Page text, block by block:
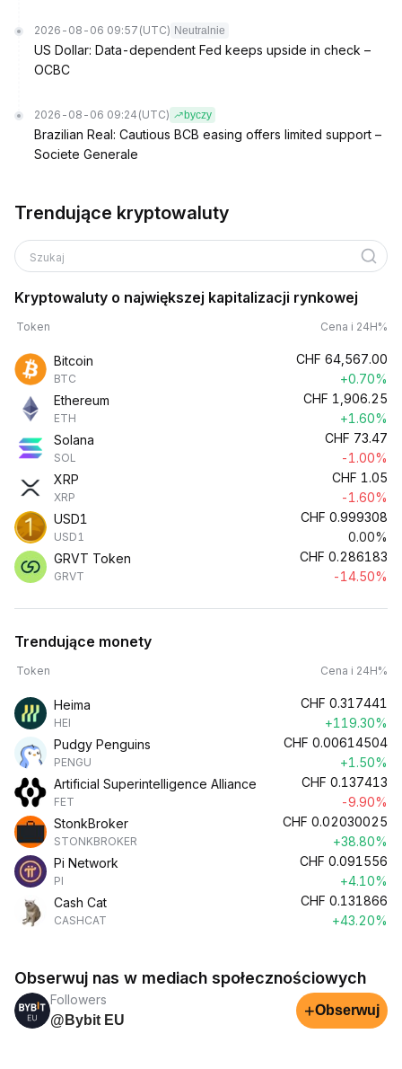
2026-08-06 09:57 (UTC) Neutralnie
US Dollar: Data-dependent Fed keeps upside in check –
OCBC
2026-08-06 09:24 (UTC) byczy
Brazilian Real: Cautious BCB easing offers limited support –
Societe Generale
Trendujące kryptowaluty
Szukaj
Kryptowaluty o największej kapitalizacji rynkowej
Token Cena i 24H%
Bitcoin
BTC
CHF 64,567.00
+0.70%
Ethereum
ETH
CHF 1,906.25
+1.60%
Solana
SOL
CHF 73.47
-1.00%
XRP
XRP
CHF 1.05
-1.60%
USD1
USD1
CHF 0.999308
0.00%
GRVT Token
GRVT
CHF 0.286183
-14.50%
Trendujące monety
Token Cena i 24H%
Heima
HEI
CHF 0.317441
+119.30%
Pudgy Penguins
PENGU
CHF 0.00614504
+1.50%
Artificial Superintelligence Alliance
FET
CHF 0.137413
-9.90%
StonkBroker
STONKBROKER
CHF 0.02030025
+38.80%
Pi Network
PI
CHF 0.091556
+4.10%
Cash Cat
CASHCAT
CHF 0.131866
+43.20%
Obserwuj nas w mediach społecznościowych
Followers
@Bybit EU
+Obserwuj